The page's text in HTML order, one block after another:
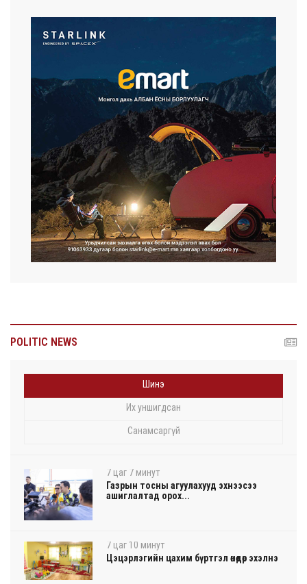
POLITIC NEWS
Шинэ
Их уншигдсан
Санамсаргүй
7 цаг 7 минут
Газрын тосны агуулахууд эхнээсээ
ашиглалтад орох...
7 цаг 10 минут
Цэцэрлэгийн цахим бүртгэл өнөөдөр эхэлнэ